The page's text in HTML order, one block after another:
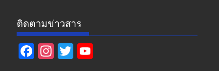
ติดตามข่าวสาร
F In T